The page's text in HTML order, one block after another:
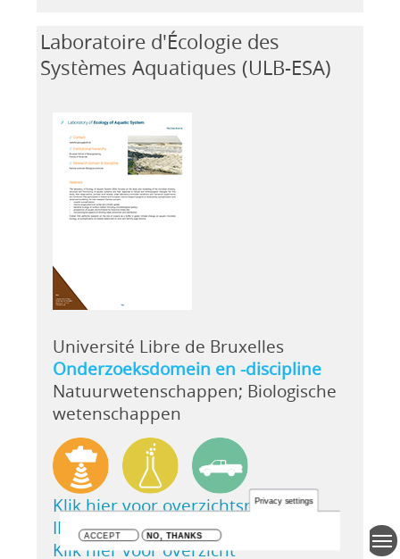
Laboratoire d'Écologie des
Systèmes Aquatiques (ULB-ESA)
Université Libre de Bruxelles
Onderzoeksdomein en -discipline
Natuurwetenschappen; Biologische
wetenschappen
Klik hier voor overzichtsrecord in
IMIS
Klik hier voor overzicht
Privacy settings
ACCEPT NO, THANKS